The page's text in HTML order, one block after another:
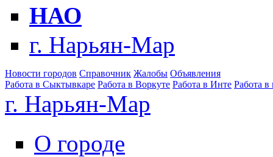
НАО
г. Нарьян-Мар
Новости городов Справочник Жалобы Объявления
Работа в Сыктывкаре Работа в Воркуте Работа в Инте Работа в
г. Нарьян-Мар
О городе